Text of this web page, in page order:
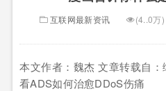
互联网最新资讯 (4..0万)
本文作者：魏杰 文章转载自：
看ADS如何治愈DDoS伤痛